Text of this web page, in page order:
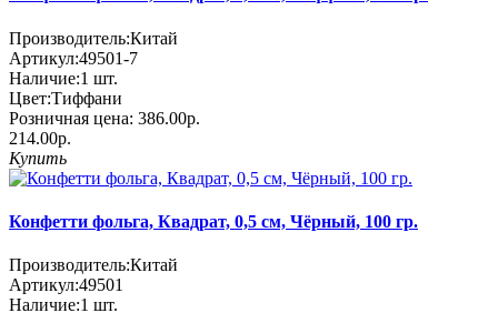
Производитель:Китай
Артикул:49501-7
Наличие:1 шт.
Цвет:Тиффани
Розничная цена: 386.00р.
214.00р.
Купить
Конфетти фольга, Квадрат, 0,5 см, Чёрный, 100 гр.
Производитель:Китай
Артикул:49501
Наличие:1 шт.